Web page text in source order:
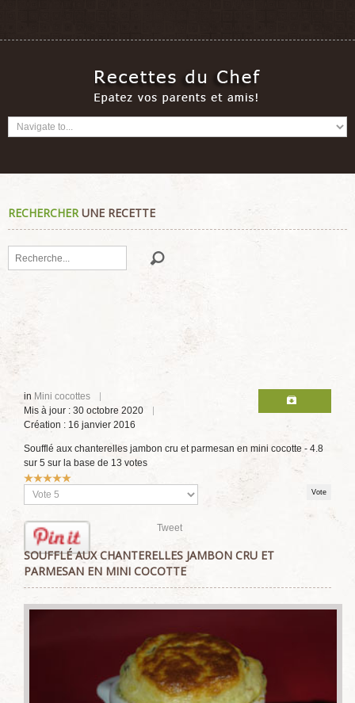
RECHERCHERUNE RECETTE
Rechercher
in Mini cocottes
Mis à jour : 30 octobre 2020
Création : 16 janvier 2016
Soufflé aux chanterelles jambon cru et parmesan en mini cocotte - 4.8
sur 5 sur la base de 13 votes
Vote
utilisateur:
Veuillez
voter
Tweet
SOUFFLÉ AUX CHANTERELLES JAMBON CRU ET
PARMESAN EN MINI COCOTTE